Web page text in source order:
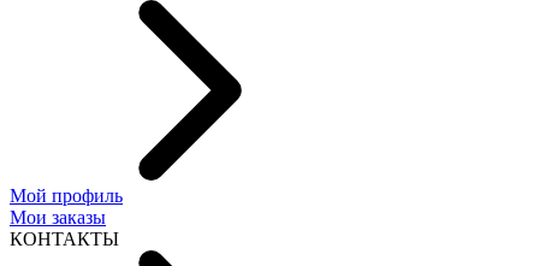
Мой профиль
Мои заказы
КОНТАКТЫ